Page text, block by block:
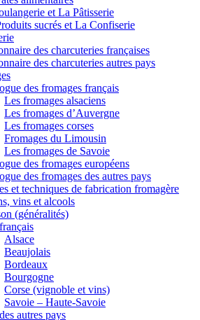
et La Pâtisserie
sucrés et La Confiserie
des charcuteries françaises
des charcuteries autres pays
des fromages français
Les fromages alsaciens
Les fromages d’Auvergne
Les fromages corses
Fromages du Limousin
Les fromages de Savoie
des fromages européens
des fromages des autres pays
et techniques de fabrication fromagère
vins et alcools
(généralités)
Alsace
Beaujolais
Bordeaux
Bourgogne
Corse (vignoble et vins)
Savoie – Haute-Savoie
autres pays